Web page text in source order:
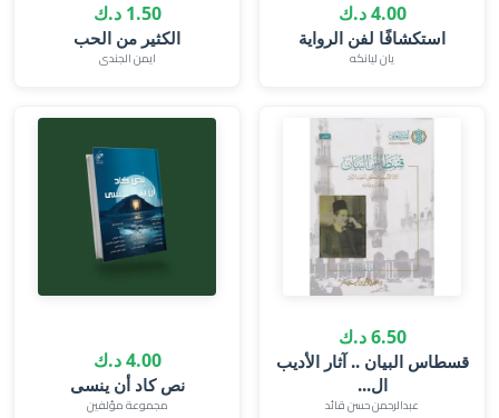
4.00 د.ك
استكشافًا لفن الرواية
يان ليانكه
1.50 د.ك
الكثير من الحب
ايمن الجندى
6.50 د.ك
قسطاس البيان .. آثار الأديب
ال...
عبدالرحمن حسن قائد‎
4.00 د.ك
نص كاد أن ينسى
مجموعة مؤلفين